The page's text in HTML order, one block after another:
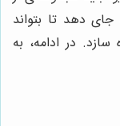
جای دهد تا بتواند
در ادامه، به